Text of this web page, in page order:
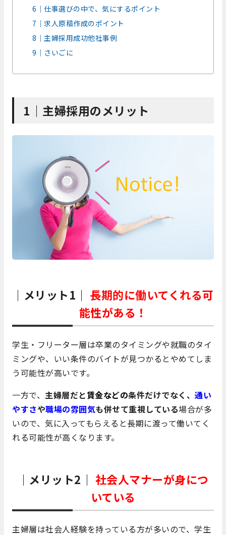
6｜仕事選びの中で、気にするポイント
7｜求人原稿作成のポイント
8｜主婦採用成功他社事例
9｜さいごに
1｜主婦採用のメリット
｜メリット1｜ 長期的に働いてくれる可
能性がある！
学生・フリーター層は卒業のタイミングや就職のタイ
ミングや、いい条件のバイトが見つかるとやめてしま
う可能性が高いです。
一方で、 主婦層だと賃金などの条件だけでなく、 通い
やすさや職場の雰囲気も併せて重視している場合が多
いので、気に入ってもらえると長期に渡って働いてく
れる可能性が高くなります。
｜メリット2｜ 社会人マナーが身につ
いている
主婦層は社会人経験を持っている方が多いので、学生